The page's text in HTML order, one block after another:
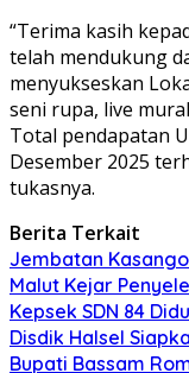
“Terima kasih
telah mendukung
menyukseskan
seni rupa, live
Total pendapatan
Desember 2025
tukasnya.
Berita Terkait
Jembatan
Malut Kejar
Kepsek SDN 84
Disdik Halsel
Bupati Bassam